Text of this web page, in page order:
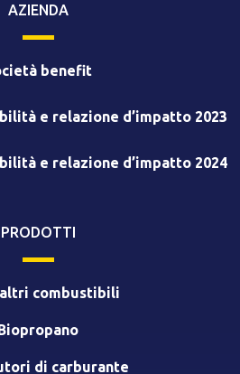
AZIENDA
benefit
e relazione d’impatto 2023
e relazione d’impatto 2024
PRODOTTI
altri combustibili
di carburante